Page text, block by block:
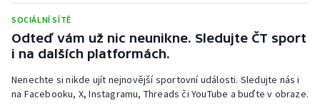
Triatlon
Vodní slalom
SOCIÁLNÍ SÍTĚ
Odteď vám už nic neunikne. Sledujte ČT sport
i na dalších platformách.
Nenechte si nikde ujít nejnovější sportovní události. Sledujte nás i
na Facebooku, X, Instagramu, Threads či YouTube a buďte v obraze.